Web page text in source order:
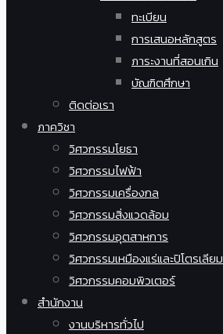
ทะเบียน
การเสนอหลักสูตร
ภาระงานที่สอนเกิน
บัณฑิตศึกษา
ติดต่อเรา
ภาควิชา
วิศวกรรมโยธา
วิศวกรรมไฟฟ้า
วิศวกรรมเครื่องกล
วิศวกรรมสิ่งแวดล้อม
วิศวกรรมอุตสาหการ
วิศวกรรมเหมืองแร่และปิโตรเลียม
วิศวกรรมคอมพิวเตอร์
สำนักงาน
งานบริหารทั่วไป